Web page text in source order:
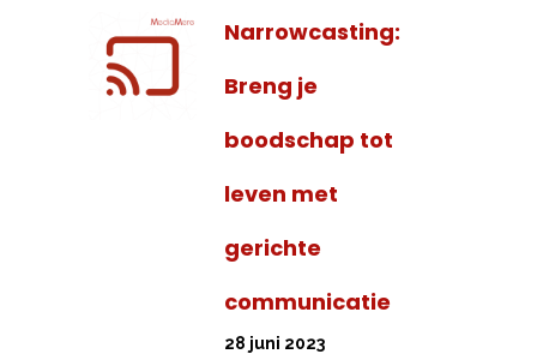
Narrowcasting:
Breng je
boodschap tot
leven met
gerichte
communicatie
28 juni 2023